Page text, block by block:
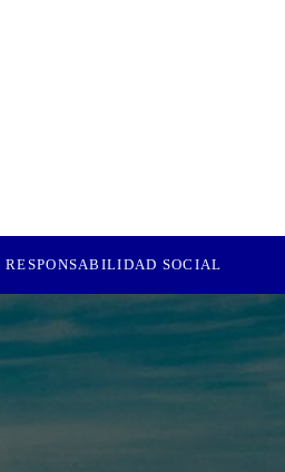
RESPONSABILIDAD SOCIAL